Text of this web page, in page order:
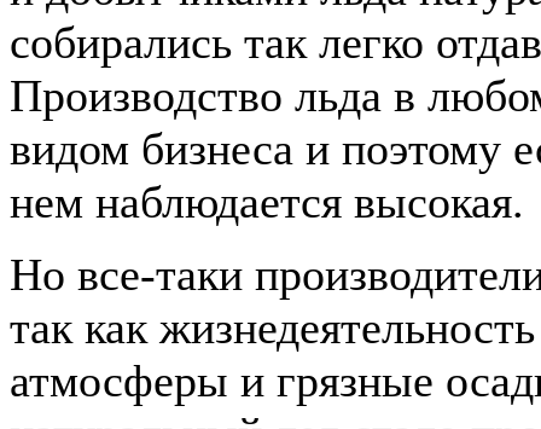
собирались так легко
Производство льда в
видом бизнеса и поэтому
нем наблюдается высокая.
Но все-таки
так как
атмосферы и грязные